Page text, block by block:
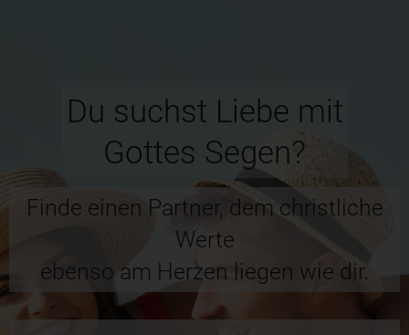
Du suchst Liebe mit
Gottes Segen?
Finde einen Partner, dem christliche
Werte
ebenso am Herzen liegen wie dir.